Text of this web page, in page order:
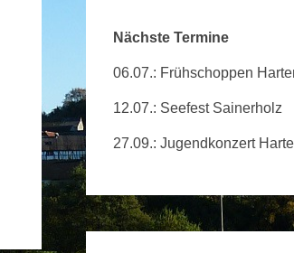
Nächste Termine
06.07.: Frühschoppen
12.07.: Seefest Sainerholz
27.09.: Jugendkonzert